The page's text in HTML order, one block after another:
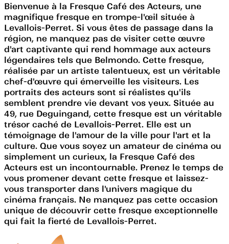
Bienvenue à la Fresque Café des Acteurs, une
magnifique fresque en trompe-l'œil située à
Levallois-Perret. Si vous êtes de passage dans la
région, ne manquez pas de visiter cette œuvre
d'art captivante qui rend hommage aux acteurs
légendaires tels que Belmondo. Cette fresque,
réalisée par un artiste talentueux, est un véritable
chef-d'œuvre qui émerveille les visiteurs. Les
portraits des acteurs sont si réalistes qu'ils
semblent prendre vie devant vos yeux. Située au
49, rue Deguingand, cette fresque est un véritable
trésor caché de Levallois-Perret. Elle est un
témoignage de l'amour de la ville pour l'art et la
culture. Que vous soyez un amateur de cinéma ou
simplement un curieux, la Fresque Café des
Acteurs est un incontournable. Prenez le temps de
vous promener devant cette fresque et laissez-
vous transporter dans l'univers magique du
cinéma français. Ne manquez pas cette occasion
unique de découvrir cette fresque exceptionnelle
qui fait la fierté de Levallois-Perret.